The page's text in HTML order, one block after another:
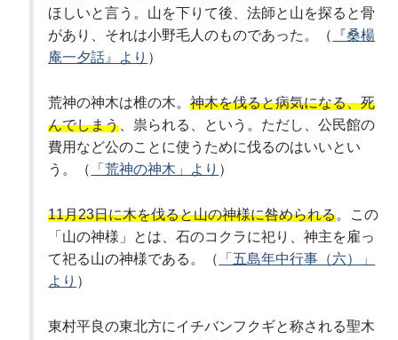
ほしいと言う。山を下りて後、法師と山を探ると骨
があり、それは小野毛人のものであった。（
『桑楊
庵一夕話』より ）
荒神の神木は椎の木。神木を伐ると病気になる、死
んでしまう 、祟られる、という。ただし、公民館の
費用など公のことに使うために伐るのはいいとい
う。（
「荒神の神木」より ）
11月23日に木を伐ると山の神様に咎められる。この
「山の神様」とは、石のコクラに祀り、神主を雇っ
て祀る山の神様である。（
「五島年中行事（六）」
より ）
東村平良の東北方にイチバンフクギと称される聖木